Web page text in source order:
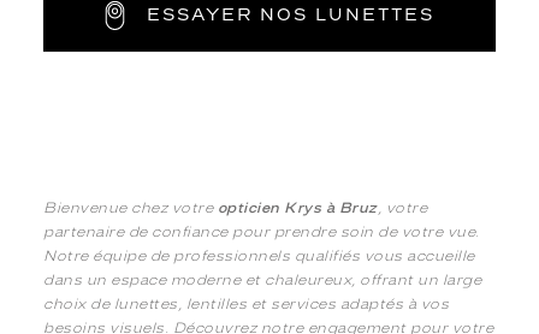
ESSAYER NOS LUNETTES
Bienvenue chez votre opticien Krys à Bruz, votre
partenaire de confiance pour prendre soin de votre vue.
Notre équipe de professionnels qualifiés vous accueille
dans un espace moderne et chaleureux, offrant un large
choix de lunettes, lentilles et services adaptés à vos
besoins visuels. Découvrez notre engagement pour votre